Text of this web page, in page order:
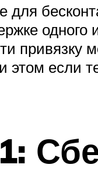
для
привязку
этом если